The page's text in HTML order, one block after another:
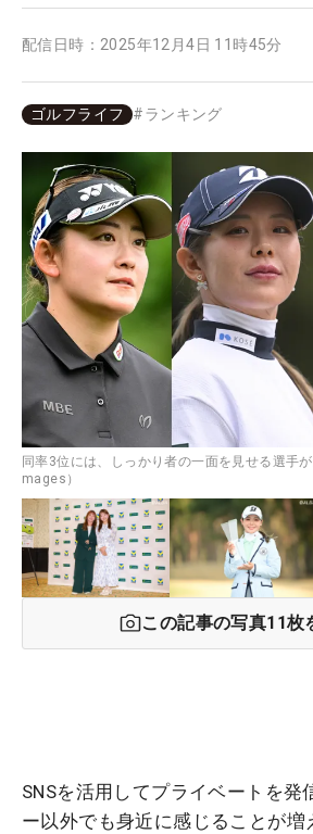
配信日時： 2025年12月4日 11時45分
ゴルフライフ #ランキング
同率3位には、しっかり者の一面を見せる選手
mages）
この記事の写真11枚
SNSを活用してプライベートを発
ー以外でも身近に感じることが増